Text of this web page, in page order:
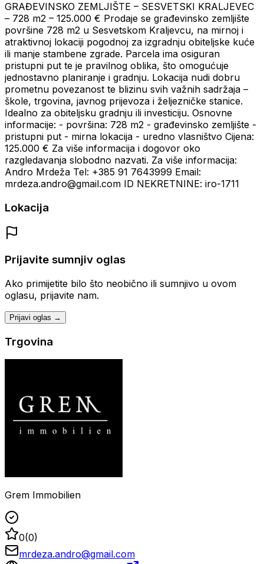
GRAĐEVINSKO ZEMLJIŠTE – SESVETSKI KRALJEVEC
– 728 m2 – 125.000 € Prodaje se građevinsko zemljište
površine 728 m2 u Sesvetskom Kraljevcu, na mirnoj i
atraktivnoj lokaciji pogodnoj za izgradnju obiteljske kuće
ili manje stambene zgrade. Parcela ima osiguran
pristupni put te je pravilnog oblika, što omogućuje
jednostavno planiranje i gradnju. Lokacija nudi dobru
prometnu povezanost te blizinu svih važnih sadržaja –
škole, trgovina, javnog prijevoza i željezničke stanice.
Idealno za obiteljsku gradnju ili investiciju. Osnovne
informacije: - površina: 728 m2 - građevinsko zemljište -
pristupni put - mirna lokacija - uredno vlasništvo Cijena:
125.000 € Za više informacija i dogovor oko
razgledavanja slobodno nazvati. Za više informacija:
Andro Mrdeža Tel: +385 91 7643999 Email:
mrdeza.andro@gmail.com ID NEKRETNINE: iro-1711
Lokacija
Prijavite sumnjiv oglas
Ako primijetite bilo što neobično ili sumnjivo u ovom
oglasu, prijavite nam.
Prijavi oglas →
Trgovina
Grem Immobilien
0(0)
mrdeza.andro@gmail.com